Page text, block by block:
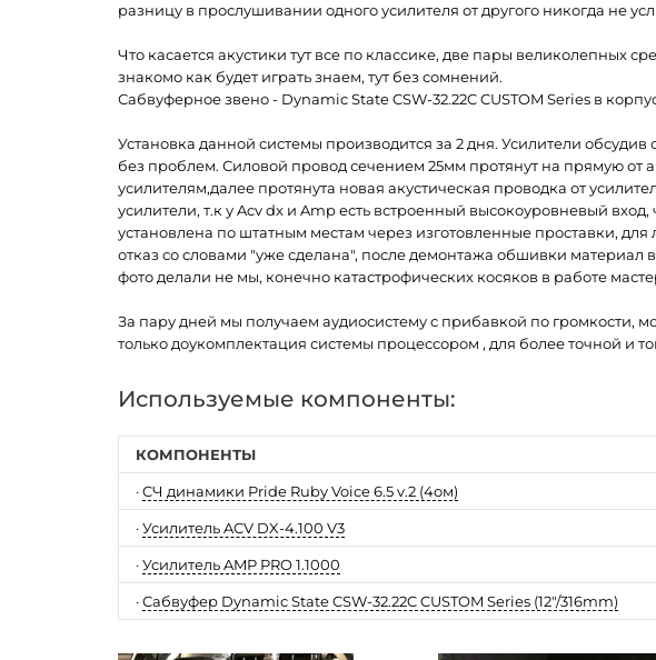
разницу в прослушивании одного усилителя от другого никогда не
Что касается акустики тут все по классике, две пары великолепных
знакомо как будет играть знаем, тут без сомнений.
Сабвуферное звено - Dynamic State CSW-32.22C CUSTOM Series в
Установка данной системы производится за 2 дня. Усилители
без проблем. Силовой провод сечением 25мм протянут на прямую
усилителям,далее протянута новая акустическая проводка от
усилители, т.к у Acv dx и Amp есть встроенный высокоуровневый
установлена по штатным местам через изготовленные проставки,
отказ со словами "уже сделана", после демонтажа обшивки материал
фото делали не мы, конечно катастрофических косяков в работе
За пару дней мы получаем аудиосистему с прибавкой по
только доукомплектация системы процессором , для более точной и
Используемые компоненты:
КОМПОНЕНТЫ
·CЧ динамики Pride Ruby Voice 6.5 v.2 (4ом)
·Усилитель ACV DX-4.100 V3
·Усилитель AMP PRO 1.1000
·Сабвуфер Dynamic State CSW-32.22C CUSTOM Series (12"/316mm)